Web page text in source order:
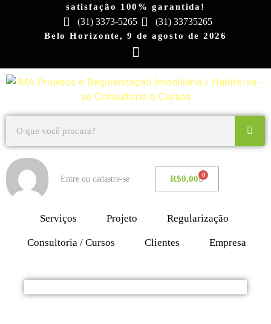
satisfação 100% garantida!
(31) 3373-5265 (31) 33735265
Belo Horizonte, 9 de agosto de 2026
Entre ou cadastre-se R$0,00 0
Serviços Projeto Regularização
Consultoria / Cursos Clientes Empresa